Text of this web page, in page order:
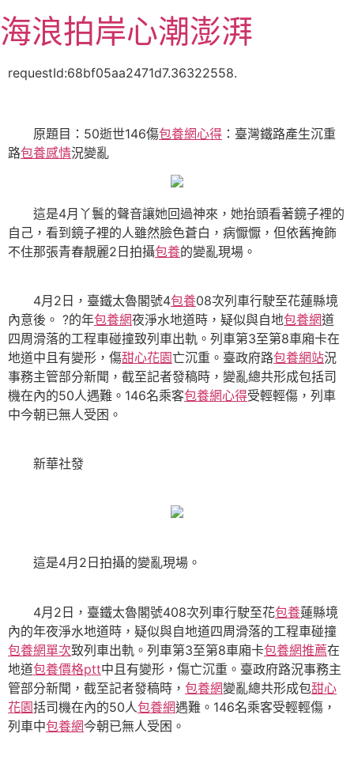
至
主海浪拍岸心潮澎湃
requestId:68bf05aa2471d7.36322558.
原題目：50逝世146傷包養網心得 ：臺灣鐵路產生沉重
路包養感情況變亂
這是4月丫鬟的聲音讓她回過神來，她抬頭看著鏡子裡的
自己，看到鏡子裡的人雖然臉色蒼白，病懨懨，但依舊掩飾
不住那張青春靚麗2日拍攝包養的變亂現場。
4月2日，臺鐵太魯閣號4包養08次列車行駛至花蓮縣境
內意後。 ?的年包養網夜淨水地道時，疑似與自地包養網道
四周滑落的工程車碰撞致列車出軌。列車第3至第8車廂卡在
地道中且有變形，傷甜心花園亡沉重。臺政府路包養網站況
事務主管部分新聞，截至記者發稿時，變亂總共形成包括司
機在內的50人遇難。146名乘客包養網心得受輕輕傷，列車
中今朝已無人受困。
新華社發
這是4月2日拍攝的變亂現場。
4月2日，臺鐵太魯閣號408次列車行駛至花包養蓮縣境
內的年夜淨水地道時，疑似與自地道四周滑落的工程車碰撞
包養網單次致列車出軌。列車第3至第8車廂卡包養網推薦在
地道包養價格ptt中且有變形，傷亡沉重。臺政府路況事務主
管部分新聞，截至記者發稿時， 包養網變亂總共形成包甜心
花園括司機在內的50人包養網遇難。146名乘客受輕輕傷，
列車中包養網今朝已無人受困。